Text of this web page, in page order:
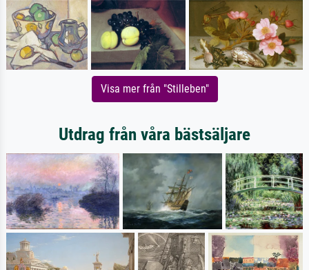
Visa mer från "Stilleben"
Utdrag från våra bästsäljare